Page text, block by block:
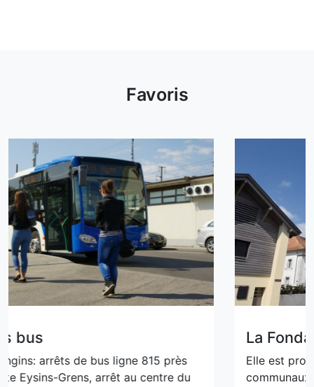
Favoris
des bus
Gingins: arrêts de bus ligne 815 près
route Eysins-Grens, arrêt au centre du
La
Elle